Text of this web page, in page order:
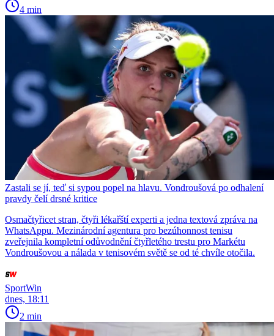
4 min
Zastali se jí, teď si sypou popel na hlavu. Vondroušová po odhalení
pravdy čelí drsné kritice
Osmačtyřicet stran, čtyři lékařští experti a jedna textová zpráva na
WhatsAppu. Mezinárodní agentura pro bezúhonnost tenisu
zveřejnila kompletní odůvodnění čtyřletého trestu pro Markétu
Vondroušovou a nálada v tenisovém světě se od té chvíle otočila.
SportWin
dnes, 18:11
2 min